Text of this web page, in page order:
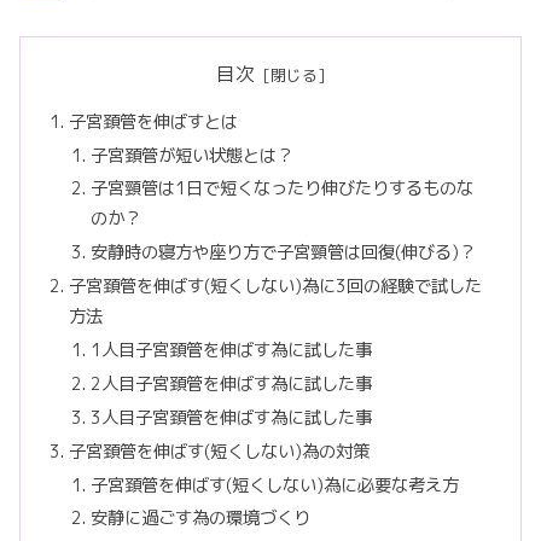
目次
子宮頚管を伸ばすとは
子宮頚管が短い状態とは？
子宮頸管は1日で短くなったり伸びたりするものな
のか？
安静時の寝方や座り方で子宮頸管は回復(伸びる)？
子宮頚管を伸ばす(短くしない)為に3回の経験で試した
方法
1人目子宮頚管を伸ばす為に試した事
2人目子宮頚管を伸ばす為に試した事
3人目子宮頚管を伸ばす為に試した事
子宮頚管を伸ばす(短くしない)為の対策
子宮頚管を伸ばす(短くしない)為に必要な考え方
安静に過ごす為の環境づくり